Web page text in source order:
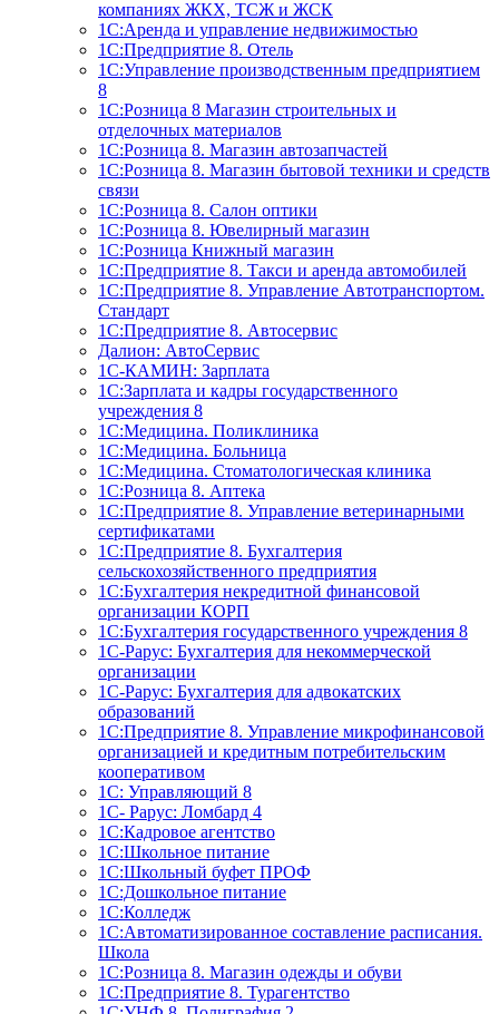
компаниях ЖКХ, ТСЖ и ЖСК
1С:Аренда и управление недвижимостью
1С:Предприятие 8. Отель
1C:Управление производственным предприятием
8
1С:Розница 8 Магазин строительных и
отделочных материалов
1С:Розница 8. Магазин автозапчастей
1С:Розница 8. Магазин бытовой техники и средств
связи
1С:Розница 8. Салон оптики
1С:Розница 8. Ювелирный магазин
1С:Розница Книжный магазин
1C:Предприятие 8. Такси и аренда автомобилей
1С:Предприятие 8. Управление Автотранспортом.
Стандарт
1C:Предприятие 8. Автосервис
Далион: АвтоСервис
1С-КАМИН: Зарплата
1С:Зарплата и кадры государственного
учреждения 8
1С:Медицина. Поликлиника
1С:Медицина. Больница
1С:Медицина. Стоматологическая клиника
1С:Розница 8. Аптека
1C:Предприятие 8. Управление ветеринарными
сертификатами
1С:Предприятие 8. Бухгалтерия
сельскохозяйственного предприятия
1C:Бухгалтерия некредитной финансовой
организации КОРП
1С:Бухгалтерия государственного учреждения 8
1С-Рарус: Бухгалтерия для некоммерческой
организации
1С-Рарус: Бухгалтерия для адвокатских
образований
1С:Предприятие 8. Управление микрофинансовой
организацией и кредитным потребительским
кооперативом
1С: Управляющий 8
1С- Рарус: Ломбард 4
1С:Кадровое агентство
1С:Школьное питание
1С:Школьный буфет ПРОФ
1C:Дошкольное питание
1С:Колледж
1С:Автоматизированное составление расписания.
Школа
1С:Розница 8. Магазин одежды и обуви
1С:Предприятие 8. Турагентство